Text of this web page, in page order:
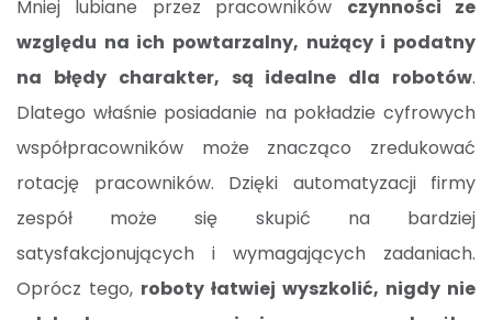
Mniej lubiane przez pracowników czynności ze
względu na ich powtarzalny, nużący i podatny
na błędy charakter, są idealne dla robotów.
Dlatego właśnie posiadanie na pokładzie cyfrowych
współpracowników może znacząco zredukować
rotację pracowników. Dzięki automatyzacji firmy
zespół może się skupić na bardziej
satysfakcjonujących i wymagających zadaniach.
Oprócz tego, roboty łatwiej wyszkolić, nigdy nie